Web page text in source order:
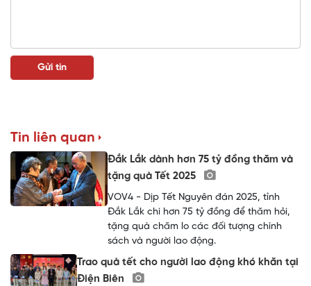
Tin liên quan
Đắk Lắk dành hơn 75 tỷ đồng thăm và
tặng quà Tết 2025
VOV4 - Dịp Tết Nguyên đán 2025, tỉnh
Đắk Lắk chi hơn 75 tỷ đồng để thăm hỏi,
tặng quà chăm lo các đối tượng chính
sách và người lao động.
Trao quà tết cho người lao động khó khăn tại
Điện Biên